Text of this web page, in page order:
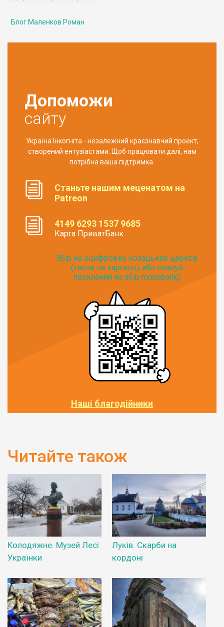
Блог Маленков Роман
Допоможи
сайту
Україна Інкогніта - незалежний краєзнавчий проект,
створений ентузіастами. Щоб працювати далі, нам
потрібна ваша підтримка.
Станьте нашим меценатом на
Patreon
4149 6293 1537 9685
Карта ПриватБанк
Збір на оцифровку козацьких церков
(тисни на картинці, або скануй
посилання на збір monobank):
Наші благодійники
Читайте також
Колодяжне. Музей Лесі
Українки
Луків. Скарби на
кордоні